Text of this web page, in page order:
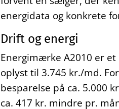
energidata og konkrete
Drift og energi
Energimærke A2010 er
oplyst til 3.745 kr./md.
besparelse på ca. 5.000
ca. 417 kr. mindre pr.